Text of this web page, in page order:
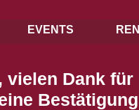
EVENTS
vielen Dank